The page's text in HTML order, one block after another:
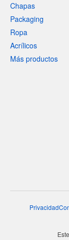
Chapas
Packaging
Ropa
Acrílicos
Más productos
Privacidad